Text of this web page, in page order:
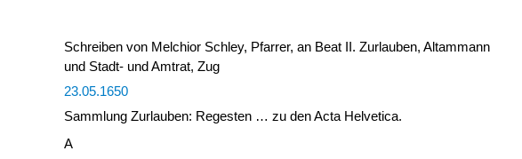
Schreiben von Melchior Schley, Pfarrer, an Beat II. Zurlauben, Altammann
und Stadt- und Amtrat, Zug
23.05.1650
Sammlung Zurlauben: Regesten … zu den Acta Helvetica.
A